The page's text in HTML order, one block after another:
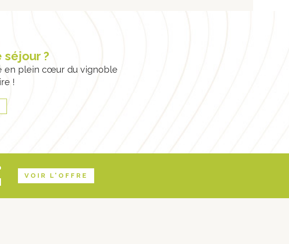
?
en plein cœur du vignoble
!
VOIR L'OFFRE